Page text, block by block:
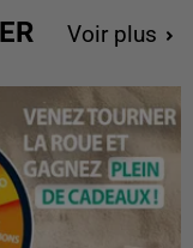
Voir plus